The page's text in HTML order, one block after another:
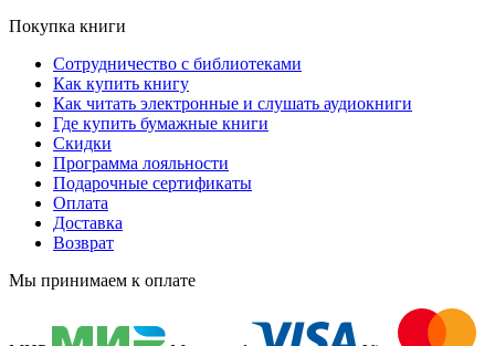
Покупка книги
Сотрудничество с библиотеками
Как купить книгу
Как читать электронные и слушать аудиокниги
Где купить бумажные книги
Скидки
Программа лояльности
Подарочные сертификаты
Оплата
Доставка
Возврат
Мы принимаем к оплате